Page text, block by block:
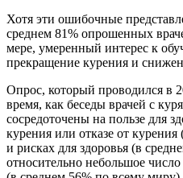
Хотя эти ошибочные
среднем 81% опрошенных
мере, умеренный интерес к
прекращение курения и
Опрос, который проводился в
время, как беседы врачей с
сосредоточены на пользе для
курения или отказе от
и рисках для здоровья (в
относительно небольшое